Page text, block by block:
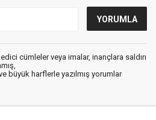
cümleler veya imalar, inançlara saldırı
büyük harflerle yazılmış yorumlar